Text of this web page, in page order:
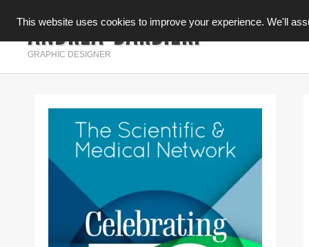
ANDREA BARBIERI
GRAPHIC DESIGNER
This website uses cookies to improve your experience. We'll